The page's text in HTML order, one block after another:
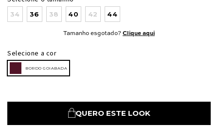
34 36 38 40 42 44
Tamanho esgotado? Clique aqui
Selecione a cor
BORDO GOIABADA
QUERO ESTE LOOK